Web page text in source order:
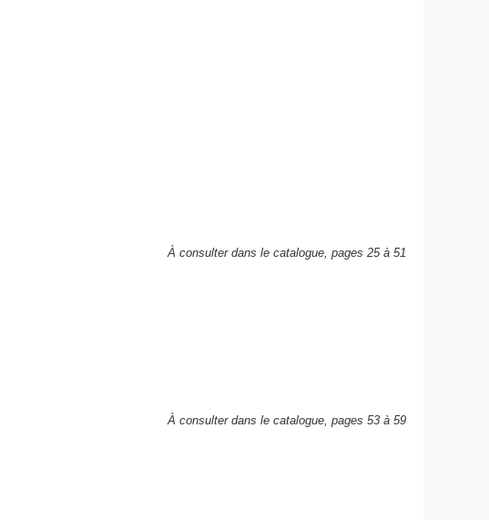
À consulter dans le catalogue, pages 25 à 51
À consulter dans le catalogue, pages 53 à 59